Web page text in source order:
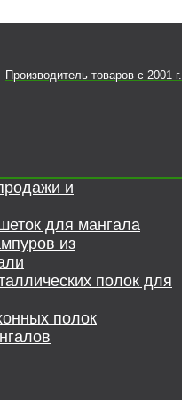
Производитель товаров c 2001 г.
и
для мангала
из
полок для
полок